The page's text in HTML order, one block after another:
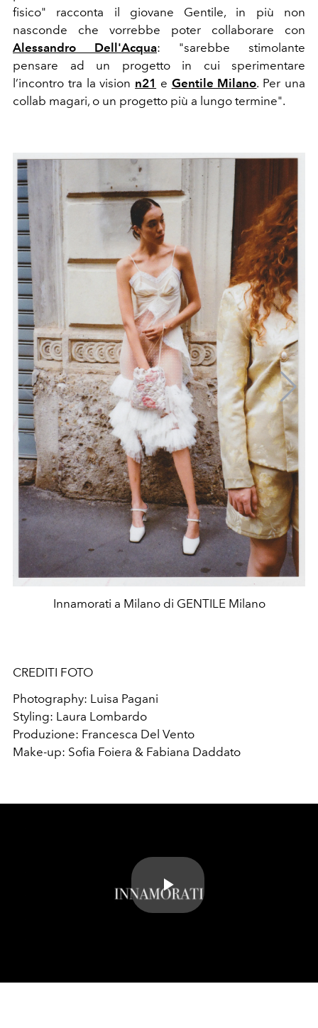
fisico" racconta il giovane Gentile, in più non
nasconde che vorrebbe poter collaborare con
Alessandro Dell'Acqua: "sarebbe stimolante
pensare ad un progetto in cui sperimentare
l’incontro tra la vision n21 e Gentile Milano. Per una
collab magari, o un progetto più a lungo termine".
Innamorati a Milano di GENTILE Milano
CREDITI FOTO
Photography: Luisa Pagani
Styling: Laura Lombardo
Produzione: Francesca Del Vento
Make-up: Sofia Foiera & Fabiana Daddato
Play